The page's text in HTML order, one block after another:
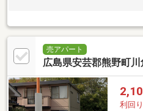
売アパート
広島県安芸郡熊野町
利回り